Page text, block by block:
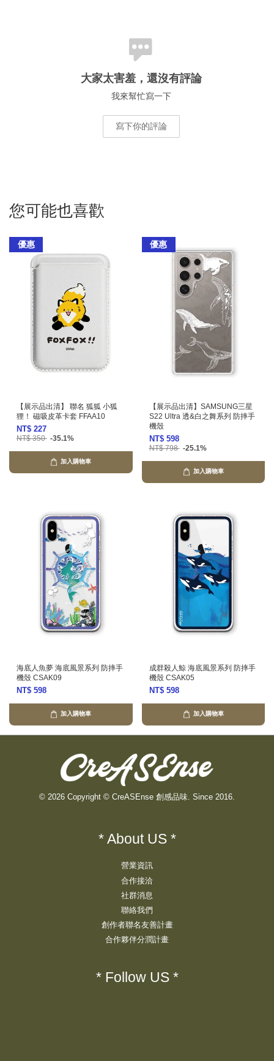
大家太害羞，還沒有評論
我來幫忙寫一下
寫下你的評論
您可能也喜歡
優惠
【展示品出清】 聯名 狐狐 小狐
狸！ 磁吸皮革卡套 FFAA10
NT$ 227
NT$ 350 -35.1%
加入購物車
優惠
【展示品出清】SAMSUNG三星
S22 Ultra 透&白之舞系列 防摔手
機殼
NT$ 598
NT$ 798 -25.1%
加入購物車
海底人魚夢 海底風景系列 防摔手
機殼 CSAK09
NT$ 598
加入購物車
成群殺人鯨 海底風景系列 防摔手
機殼 CSAK05
NT$ 598
加入購物車
© 2026 Copyright © CreASEnse 創感品味. Since 2016.
* About US *
營業資訊
合作接洽
社群消息
聯絡我們
創作者聯名友善計畫
合作夥伴分潤計畫
* Follow US *